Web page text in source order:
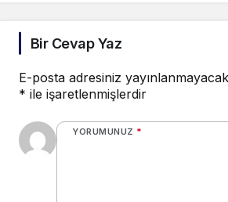
Bir Cevap Yaz
E-posta adresiniz
* ile işaretlenmişlerdir
YORUMUNUZ *